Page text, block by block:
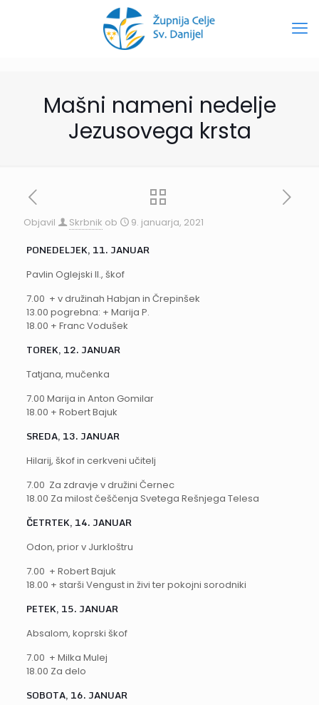
Mašni nameni nedelje
Jezusovega krsta
Objavil Skrbnik ob 9. januarja, 2021
PONEDELJEK, 11. JANUAR
Pavlin Oglejski II., škof
7.00 + v družinah Habjan in Črepinšek
13.00 pogrebna: + Marija P.
18.00 + Franc Vodušek
TOREK, 12. JANUAR
Tatjana, mučenka
7.00 Marija in Anton Gomilar
18.00 + Robert Bajuk
SREDA, 13. JANUAR
Hilarij, škof in cerkveni učitelj
7.00 Za zdravje v družini Černec
18.00 Za milost češčenja Svetega Rešnjega Telesa
ČETRTEK, 14. JANUAR
Odon, prior v Jurkloštru
7.00 + Robert Bajuk
18.00 + starši Vengust in živi ter pokojni sorodniki
PETEK, 15. JANUAR
Absalom, koprski škof
7.00 + Milka Mulej
18.00 Za delo
SOBOTA, 16. JANUAR